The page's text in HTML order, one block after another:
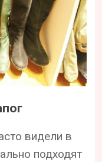
видели в
подходят